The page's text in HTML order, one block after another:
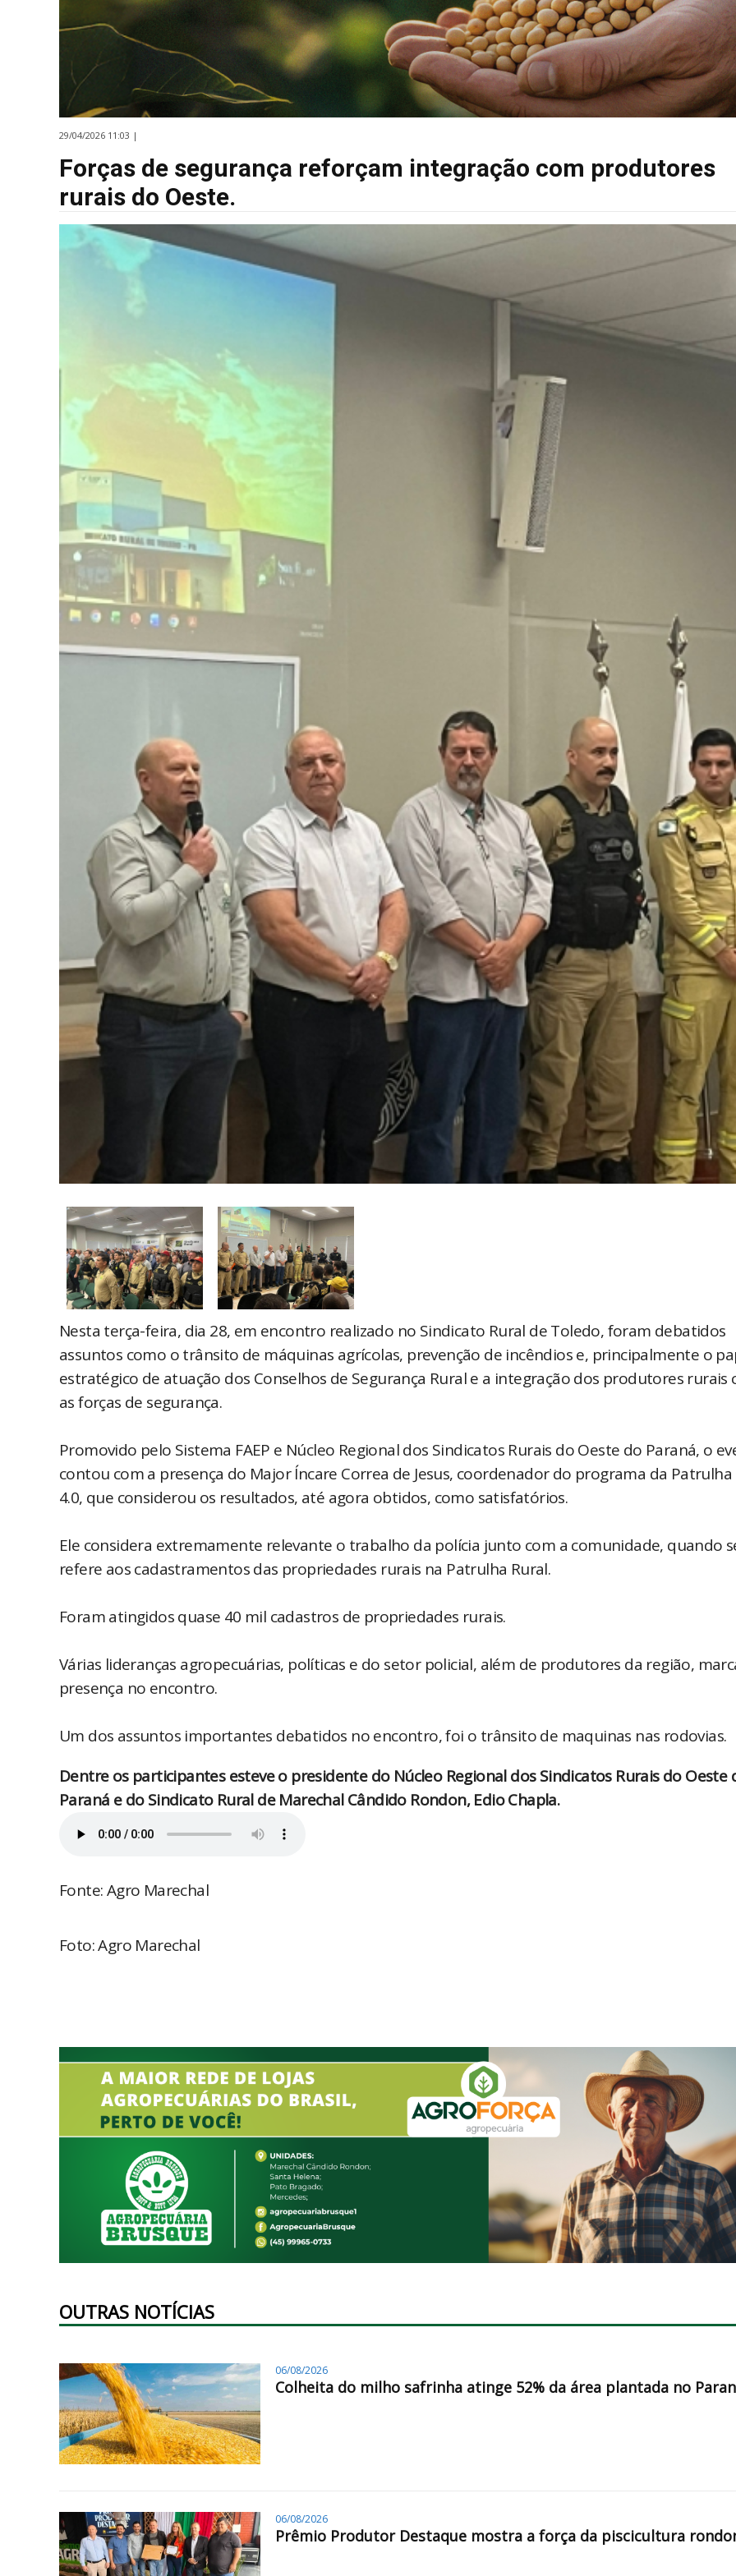
29/04/2026 11:03 |
Forças de segurança reforçam integração com produtores
rurais do Oeste.
Nesta terça-feira, dia 28, em encontro realizado no Sindicato Rural de Toledo, foram debatidos
assuntos como o trânsito de máquinas agrícolas, prevenção de incêndios e, principalmente o
estratégico de atuação dos Conselhos de Segurança Rural e a integração dos produtores rurais
as forças de segurança.
Promovido pelo Sistema FAEP e Núcleo Regional dos Sindicatos Rurais do Oeste do Paraná, o
contou com a presença do Major Íncare Correa de Jesus, coordenador do programa da Patrulha
4.0, que considerou os resultados, até agora obtidos, como satisfatórios.
Ele considera extremamente relevante o trabalho da polícia junto com a comunidade, quando
refere aos cadastramentos das propriedades rurais na Patrulha Rural.
Foram atingidos quase 40 mil cadastros de propriedades rurais.
Várias lideranças agropecuárias, políticas e do setor policial, além de produtores da região,
presença no encontro.
Um dos assuntos importantes debatidos no encontro, foi o trânsito de maquinas nas rodovias.
Dentre os participantes esteve o presidente do Núcleo Regional dos Sindicatos Rurais do Oeste
Paraná e do Sindicato Rural de Marechal Cândido Rondon, Edio Chapla.
Fonte: Agro Marechal
Foto: Agro Marechal
OUTRAS NOTÍCIAS
06/08/2026
Colheita do milho safrinha atinge 52% da área plantada no
06/08/2026
Prêmio Produtor Destaque mostra a força da piscicultura